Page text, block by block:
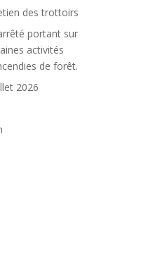
des trottoirs
portant sur
activités
de forêt.
2026